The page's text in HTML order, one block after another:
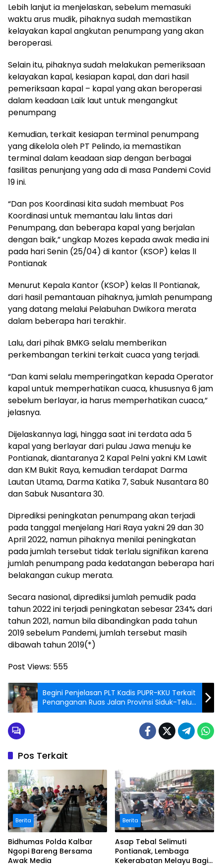
Lebih lanjut ia menjelaskan, sebelum memasuki
waktu arus mudik, pihaknya sudah memastikan
kelayakan kapal angkutan penumpang yang akan
beroperasi.
Selain itu, pihaknya sudah melakukan pemeriksaan
kelayakan kapal, kesiapan kapal, dan dari hasil
pemeriksaan kapal – kapal yang akan beroperasi
dalam keadaan Laik laut untuk mengangkut
penumpang
Kemudian, terkait kesiapan terminal penumpang
yang dikelola oleh PT Pelindo, ia memastikan
terminal dalam keadaan siap dengan berbagai
fasilitas penunjang yang ada di masa Pandemi Covid
19 ini.
“Dan pos Koordinasi kita sudah membuat Pos
Koordinasi untuk memantau lalu lintas dari
Penumpang, dan beberapa kapal yang berjalan
dengan baik,” ungkap Mozes kepada awak media ini
pada hari Senin (25/04) di kantor (KSOP) kelas ll
Pontianak
Menurut Kepala Kantor (KSOP) kelas ll Pontianak,
dari hasil pemantauan pihaknya, jumlah penumpang
yang datang melalui Pelabuhan Dwikora merata
dalam beberapa hari terakhir.
Lalu, dari pihak BMKG selalu memberikan
perkembangan terkini terkait cuaca yang terjadi.
“Dan kami selalu memperingatkan kepada Operator
kapal untuk memperhatikan cuaca, khususnya 6 jam
sebelum berlayar, ia harus memperhatikan cuaca,”
jelasnya.
Dijelaskannya lagi, hingga saat ini terdata ada 5
kapal yang berlayar dari pulau Jawa menuju ke
Pontianak, diantaranya 2 Kapal Pelni yakni KM Lawit
dan KM Bukit Raya, kemudian terdapat Darma
Lautan Utama, Darma Katika 7, Sabuk Nusantara 80
dan Sabuk Nusantara 30.
Diprediksi peningkatan penumpang akan terjadi
pada tanggal menjelang Hari Raya yakni 29 dan 30
April 2022, namun pihaknya menilai peningkatan
pada jumlah tersebut tidak terlalu signifikan karena
jumlah penumpang pada kedatangan beberapa hari
belakangan cukup merata.
Secara nasional, diprediksi jumlah pemudik pada
tahun 2022 ini terjadi peningkatan sebesar 234% dari
tahun 2021, namun bila dibandingkan pada tahun
2019 sebelum Pandemi, jumlah tersebut masih
dibawah tahun 2019(*)
Post Views: 555
Begini Penjelasan PLT Kadis PUPR-KKU Terkait
Penanganan Ruas Jalan Provinsi Siduk-Teluk
Batang
Pos Terkait
Berita
Bidhumas Polda Kalbar
Ngopi Bareng Bersama
Awak Media
Berita
Asap Tebal Selimuti
Pontianak, Lembaga
Kekerabatan Melayu Bagi